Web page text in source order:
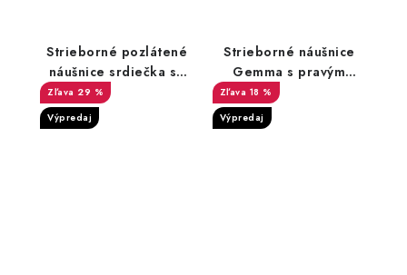
Strieborné pozlátené
náušnice srdiečka so
zirkónom
29 %
Výpredaj
Strieborné náušnice
Gemma s pravým
ruženínom
18 %
Výpredaj